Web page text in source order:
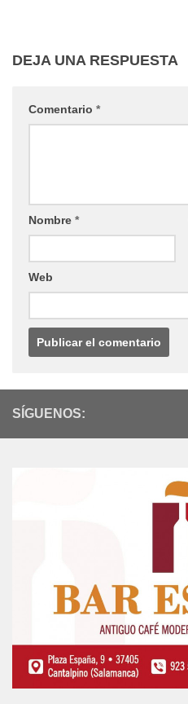
DEJA UNA RESPUESTA
Comentario *
Nombre *
Web
SÍGUENOS: